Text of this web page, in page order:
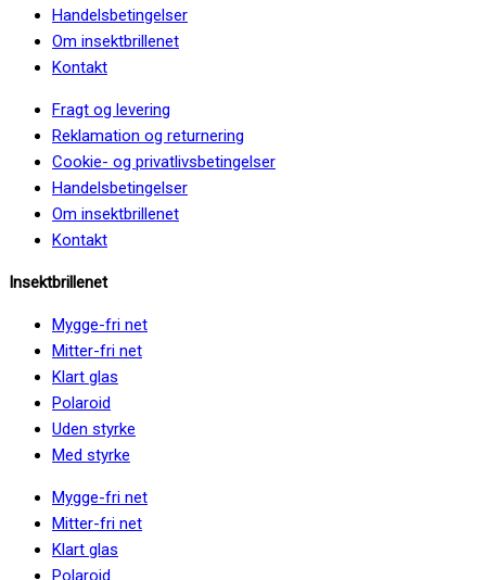
Handelsbetingelser
Om insektbrillenet
Kontakt
Fragt og levering
Reklamation og returnering
Cookie- og privatlivsbetingelser
Handelsbetingelser
Om insektbrillenet
Kontakt
Insektbrillenet
Mygge-fri net
Mitter-fri net
Klart glas
Polaroid
Uden styrke
Med styrke
Mygge-fri net
Mitter-fri net
Klart glas
Polaroid